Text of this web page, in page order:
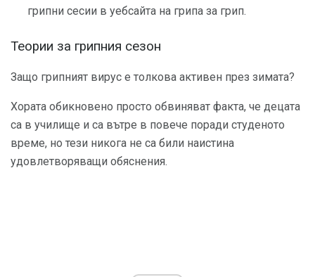
грипни сесии в уебсайта на грипа за грип.
Теории за грипния сезон
Защо грипният вирус е толкова активен през зимата?
Хората обикновено просто обвиняват факта, че децата
са в училище и са вътре в повече поради студеното
време, но тези никога не са били наистина
удовлетворяващи обяснения.